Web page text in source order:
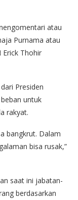
atau
Purnama atau
Thohir
Presiden
untuk
rakyat.
bangkrut. Dalam
bisa rusak,”
saat ini jabatan-
berdasarkan